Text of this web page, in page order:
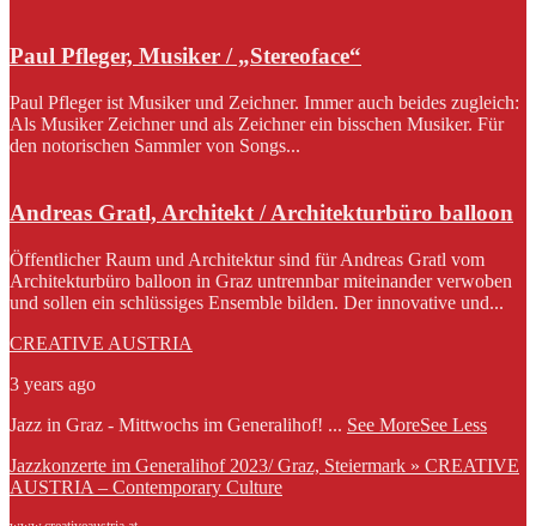
Paul Pfleger, Musiker / „Stereoface“
Paul Pfleger ist Musiker und Zeichner. Immer auch beides zugleich:
Als Musiker Zeichner und als Zeichner ein bisschen Musiker. Für
den notorischen Sammler von Songs...
Andreas Gratl, Architekt / Architekturbüro balloon
Öffentlicher Raum und Architektur sind für Andreas Gratl vom
Architekturbüro balloon in Graz untrennbar miteinander verwoben
und sollen ein schlüssiges Ensemble bilden. Der innovative und...
CREATIVE AUSTRIA
3 years ago
Jazz in Graz - Mittwochs im Generalihof! ... See MoreSee Less
Jazzkonzerte im Generalihof 2023/ Graz, Steiermark » CREATIVE
AUSTRIA – Contemporary Culture